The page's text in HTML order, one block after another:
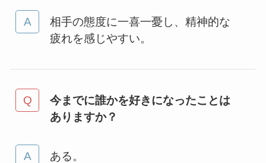
相手の態度に一喜一憂し、精神的な
疲れを感じやすい。
今までに誰かを好きになったことは
ありますか？
ある。